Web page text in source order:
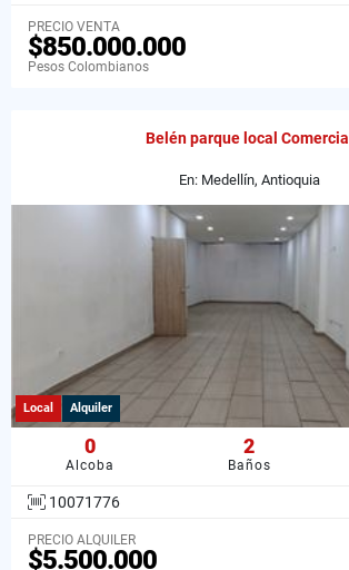
PRECIO VENTA
$850.000.000
Pesos Colombianos
Belén parque local Comercial
En: Medellín, Antioquia
Local Alquiler
0
Alcoba
2
Baños
10071776
PRECIO ALQUILER
$5.500.000